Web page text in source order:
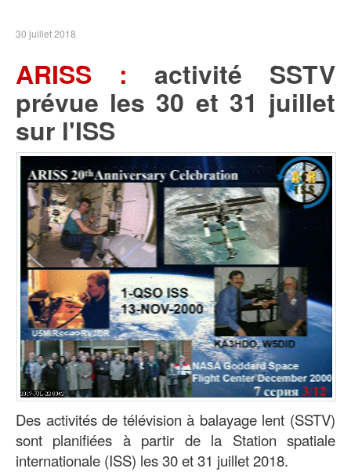
30 juillet 2018
ARISS : activité SSTV
prévue les 30 et 31 juillet
sur l'ISS
Des activités de télévision à balayage lent (SSTV)
sont planifiées à partir de la Station spatiale
internationale (ISS) les 30 et 31 juillet 2018.